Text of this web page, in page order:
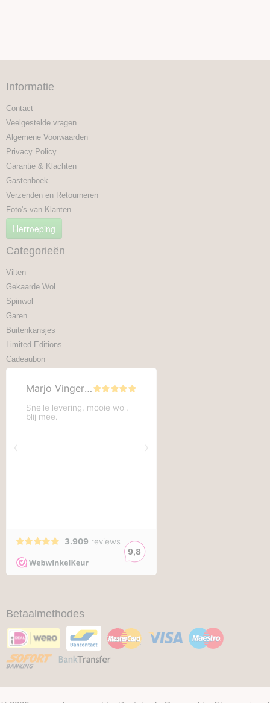
Informatie
Contact
Veelgestelde vragen
Algemene Voorwaarden
Privacy Policy
Garantie & Klachten
Gastenboek
Verzenden en Retourneren
Foto's van Klanten
Herroeping
Categorieën
Vilten
Gekaarde Wol
Spinwol
Garen
Buitenkansjes
Limited Editions
Cadeaubon
Betaalmethodes